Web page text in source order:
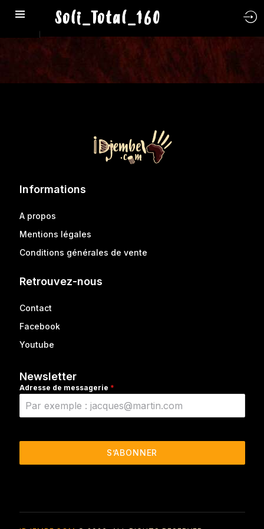
Soli_Total_160
Informations
A propos
Mentions légales
Conditions générales de vente
Retrouvez-nous
Contact
Facebook
Youtube
Newsletter
Adresse de messagerie *
S’ABONNER